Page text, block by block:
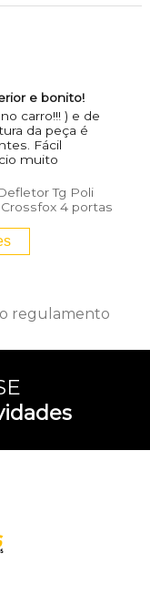
e bonito!
carro!!! ) e de
da peça é
Fácil
muito
Tg Poli
4 portas